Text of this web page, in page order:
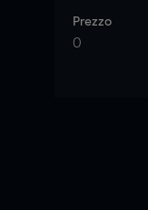
Prezzo
0